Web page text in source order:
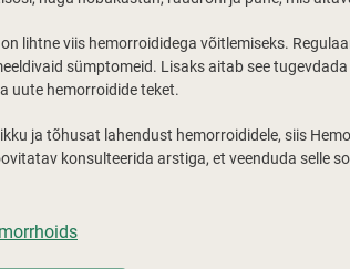
lihtne viis hemorroididega võitlemiseks.
sümptomeid. Lisaks aitab see
uute hemorroidide teket.
ja tõhusat lahendust hemorroididele, siis
konsulteerida arstiga, et veenduda selle